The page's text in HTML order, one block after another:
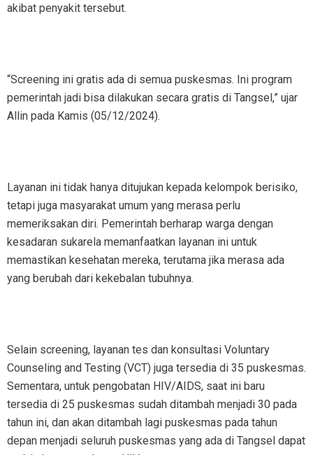
akibat penyakit tersebut.
“Screening ini gratis ada di semua puskesmas. Ini program
pemerintah jadi bisa dilakukan secara gratis di Tangsel,” ujar
Allin pada Kamis (05/12/2024).
Layanan ini tidak hanya ditujukan kepada kelompok berisiko,
tetapi juga masyarakat umum yang merasa perlu
memeriksakan diri. Pemerintah berharap warga dengan
kesadaran sukarela memanfaatkan layanan ini untuk
memastikan kesehatan mereka, terutama jika merasa ada
yang berubah dari kekebalan tubuhnya.
Selain screening, layanan tes dan konsultasi Voluntary
Counseling and Testing (VCT) juga tersedia di 35 puskesmas.
Sementara, untuk pengobatan HIV/AIDS, saat ini baru
tersedia di 25 puskesmas sudah ditambah menjadi 30 pada
tahun ini, dan akan ditambah lagi puskesmas pada tahun
depan menjadi seluruh puskesmas yang ada di Tangsel dapat